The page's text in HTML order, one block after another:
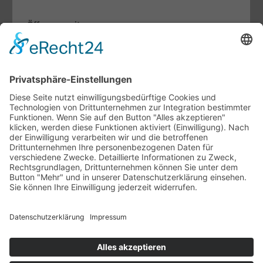
Öffnungszeiten
Mo. bis Fr.:
07.30 - 12.00 Uhr
Sa:
Fachthemen
Indoor-Living meets Outdoor-Living
Terrassendächer von Brustor
Lamellendächer von Warema
Unternehmen
Ausstellung